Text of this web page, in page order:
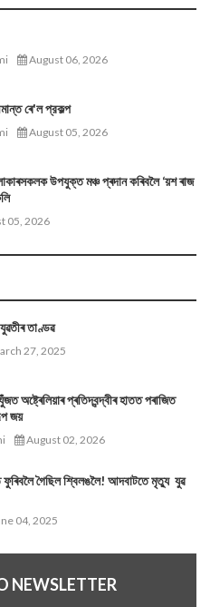
August 06, 2026
ৰে'ল প্রকল্প
August 05, 2026
উপযুক্ত মঞ্চ প্ৰদান কৰিবলৈ ‘য়শ ৰাজ
05, 2026
তাণ্ডৱ
27, 2025
অষ্ট্ৰেলিয়াৰ প্ৰতিদ্বন্দ্বীৰ হাতত পৰাজিত
জয়
August 02, 2026
ফুৰিবলৈ গৈছিল শ্বিলঙলৈ! আদবাটতে মৃত্যু যুৱ
04, 2025
NEWSLETTER